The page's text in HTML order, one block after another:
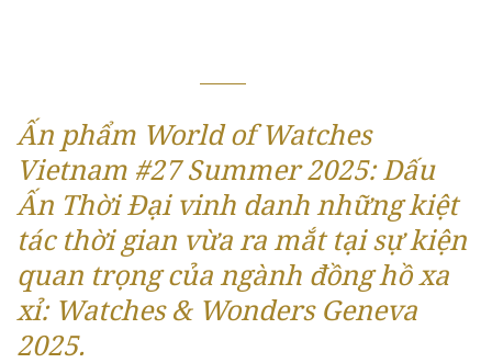
Ấn phẩm World of Watches
Vietnam #27 Summer 2025: Dấu
Ấn Thời Đại vinh danh những kiệt
tác thời gian vừa ra mắt tại sự kiện
quan trọng của ngành đồng hồ xa
xỉ: Watches & Wonders Geneva
2025.